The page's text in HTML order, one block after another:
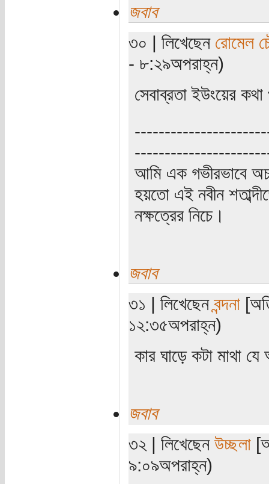
জবাব
৩০ | লিখেছেন রোমেল
- ৮:২৯অপরাহ্ন)
সেবাব্রতা ইউংয়ের
আমি এক গভীরভাবে
হয়তো এই নবীন
নক্ষত্রের নিচে।
জবাব
৩১ | লিখেছেনবন্দনা
১২:৩৫অপরাহ্ন)
কার ঘাড়ে কটা মাথা
জবাব
৩২ | লিখেছেন উচ্ছলা
৯:০৯অপরাহ্ন)